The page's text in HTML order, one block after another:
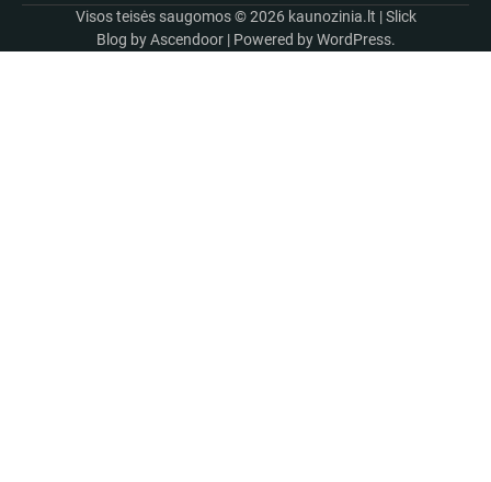
Visos teisės saugomos © 2026 kaunozinia.lt | Slick
Blog byAscendoor| Powered byWordPress.